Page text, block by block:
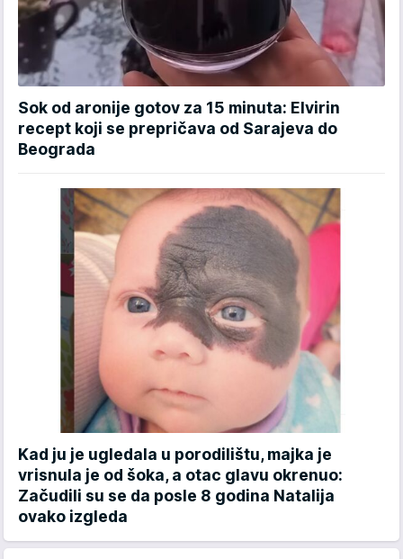
Sok od aronije gotov za 15 minuta: Elvirin
recept koji se prepričava od Sarajeva do
Beograda
Kad ju je ugledala u porodilištu, majka je
vrisnula je od šoka, a otac glavu okrenuo:
Začudili su se da posle 8 godina Natalija
ovako izgleda